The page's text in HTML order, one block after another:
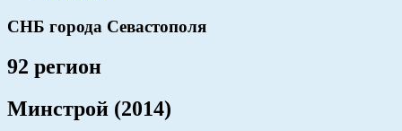
СНБ города Севастополя
92 регион
Минстрой (2014)